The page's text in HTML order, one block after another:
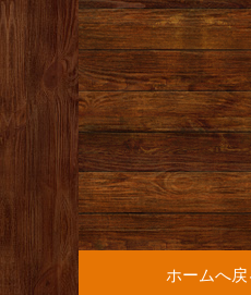
人
知
人形
コンテンツへ
ホームへ戻